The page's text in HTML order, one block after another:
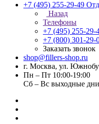
+7 (495) 255-29-49
Назад
Телефоны
+7 (495) 255-29-
+7 (800) 301-29-
Заказать звонок
shop@fillers-shop.ru
г. Москва, ул.
Пн – Пт 10:00-19:00
Сб – Вс выходные дни